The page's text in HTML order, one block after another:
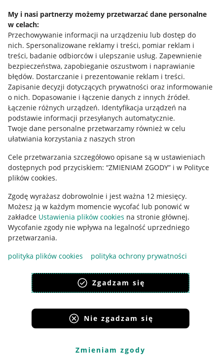
My i nasi partnerzy możemy przetwarzać dane personalne
w celach:
Przechowywanie informacji na urządzeniu lub dostęp do
nich. Spersonalizowane reklamy i treści, pomiar reklam i
treści, badanie odbiorców i ulepszanie usług. Zapewnienie
bezpieczeństwa, zapobieganie oszustwom i naprawianie
błędów. Dostarczanie i prezentowanie reklam i treści.
Zapisanie decyzji dotyczących prywatności oraz informowanie
o nich. Dopasowanie i łączenie danych z innych źródeł.
Łączenie różnych urządzeń. Identyfikacja urządzeń na
podstawie informacji przesyłanych automatycznie.
Twoje dane personalne przetwarzamy również w celu
ułatwiania korzystania z naszych stron
Cele przetwarzania szczegółowo opisane są w ustawieniach
dostępnych pod przyciskiem: “ZMIENIAM ZGODY” i w Polityce
plików cookies.
Zgodę wyrażasz dobrowolnie i jest ważna 12 miesięcy.
Możesz ją w każdym momencie wycofać lub ponowić w
zakładce Ustawienia plików cookies na stronie głównej.
Wycofanie zgody nie wpływa na legalność uprzedniego
przetwarzania.
polityka plików cookies
polityka ochrony prywatności
Zgadzam się
Nie zgadzam się
Zmieniam zgody
Allegro Gadane dla sprzedających
Allegro Gadane dla kupujących
Mapa miejscowości
Informacje prawne
Regulamin
Polityka plików "cookies"
Ustawienia plików "cookies"
Udostępnianie lokalizacji
Informacje dla Aktu o Usługach Cyfrowych
Pobierz aplikację
Korzystanie z serwisu oznacza akceptacjęregulaminu